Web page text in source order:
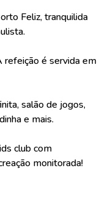
Feliz, tranquilida
refeição é servida em
salão de jogos,
e mais.
club com
monitorada!